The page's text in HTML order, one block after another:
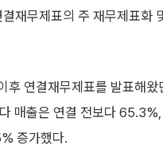
재무제표의 주 재무제표화
연결재무제표를 발표해
매출은 연결 전보다
증가했다.